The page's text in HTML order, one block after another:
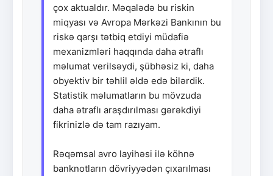
çox aktualdır. Məqalədə bu riskin
miqyası və Avropa Mərkəzi Bankının bu
riskə qarşı tətbiq etdiyi müdafiə
mexanizmləri haqqında daha ətraflı
məlumat verilsəydi, şübhəsiz ki, daha
obyektiv bir təhlil əldə edə bilərdik.
Statistik məlumatların bu mövzuda
daha ətraflı araşdırılması gərəkdiyi
fikrinizlə də tam razıyam.
Rəqəmsal avro layihəsi ilə köhnə
banknotların dövriyyədən çıxarılması